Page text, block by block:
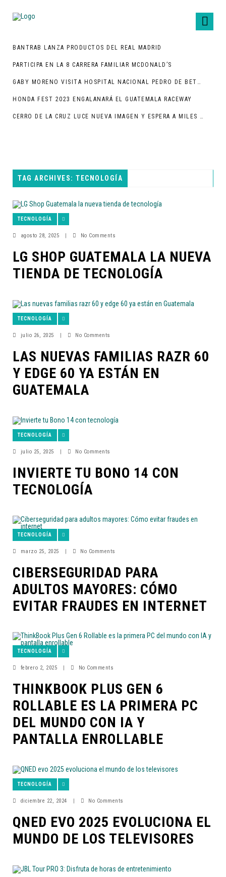
BANTRAB LANZA PRODUCTOS DEL REAL MADRID
PARTICIPA EN LA 8 CARRERA FAMILIAR MCDONALD’S
GABY MORENO VISITA HOSPITAL NACIONAL PEDRO DE BETHANCOURT
HONDA FEST 2023 ENGALANARÁ EL GUATEMALA RACEWAY
CERRO DE LA CRUZ LUCE NUEVA IMAGEN Y ESPERA A MILES DE TURISTAS
TAG ARCHIVES: TECNOLOGÍA
TECNOLOGÍA
agosto 28, 2025 No Comments
LG SHOP GUATEMALA LA NUEVA
TIENDA DE TECNOLOGÍA
TECNOLOGÍA
julio 26, 2025 No Comments
LAS NUEVAS FAMILIAS RAZR 60
Y EDGE 60 YA ESTÁN EN
GUATEMALA
TECNOLOGÍA
julio 25, 2025 No Comments
INVIERTE TU BONO 14 CON
TECNOLOGÍA
TECNOLOGÍA
marzo 25, 2025 No Comments
CIBERSEGURIDAD PARA
ADULTOS MAYORES: CÓMO
EVITAR FRAUDES EN INTERNET
TECNOLOGÍA
febrero 2, 2025 No Comments
THINKBOOK PLUS GEN 6
ROLLABLE ES LA PRIMERA PC
DEL MUNDO CON IA Y
PANTALLA ENROLLABLE
TECNOLOGÍA
diciembre 22, 2024 No Comments
QNED EVO 2025 EVOLUCIONA EL
MUNDO DE LOS TELEVISORES